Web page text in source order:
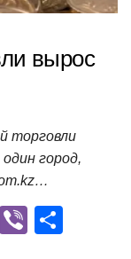
вырос
торговли
город,
M
Vi